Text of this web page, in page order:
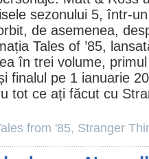
sezonului 5, într-
de asemenea,
Tales of ’85,
în trei volume,
finalul pe 1 ianuarie
tot ce ați făcut cu
from '85, Stranger